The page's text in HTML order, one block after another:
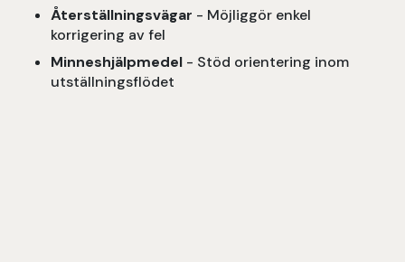
Återställningsvägar - Möjliggör enkel
korrigering av fel
Minneshjälpmedel - Stöd orientering inom
utställningsflödet